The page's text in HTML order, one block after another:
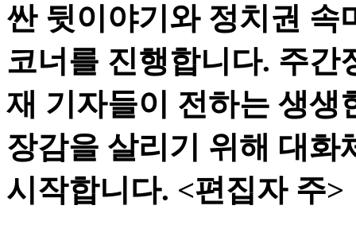
싼 뒷이야기와 정치권
코너를 진행합니다. 주간
재 기자들이 전하는 생생
장감을 살리기 위해 대화
시작합니다. <편집자 주>